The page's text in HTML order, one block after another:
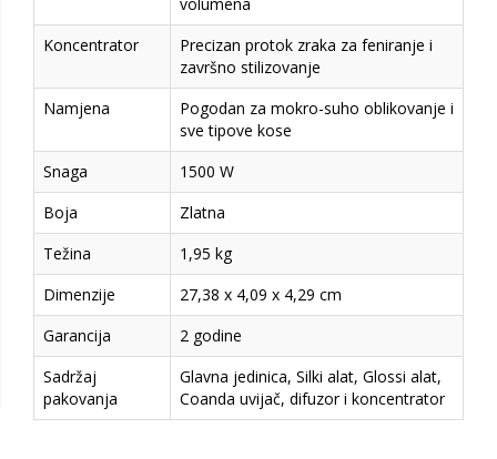
Koncentrator
Precizan protok zraka za feniranje i
završno stilizovanje
Namjena
Pogodan za mokro-suho oblikovanje i
sve tipove kose
Snaga
1500 W
Boja
Zlatna
Težina
1,95 kg
Dimenzije
27,38 x 4,09 x 4,29 cm
Garancija
2 godine
Sadržaj
pakovanja
Glavna jedinica, Silki alat, Glossi alat,
Coanda uvijač, difuzor i koncentrator